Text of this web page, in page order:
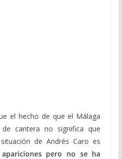
el hecho de que el Málaga
cantera no significa que
de Andrés Caro es
pero no se ha